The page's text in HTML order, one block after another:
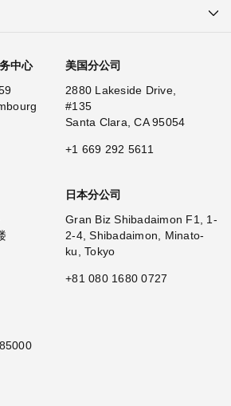
中心
美国分公司
2880 Lakeside Drive,
#135
Santa Clara, CA 95054
+1 669 292 5611
路
日本分公司
Gran Biz Shibadaimon F1, 1-
2-4, Shibadaimon, Minato-
ku, Tokyo
+81 080 1680 0727